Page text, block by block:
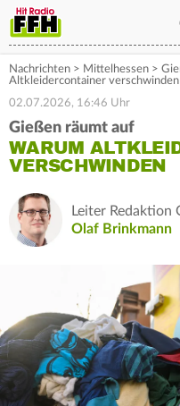
Nachrichten > Mittelhessen >
Altkleidercontainer verschwinden
02.07.2026, 16:46 Uhr
Gießen räumt auf
WARUM
VERSCHWINDEN
Leiter Redaktion
Olaf Brinkmann